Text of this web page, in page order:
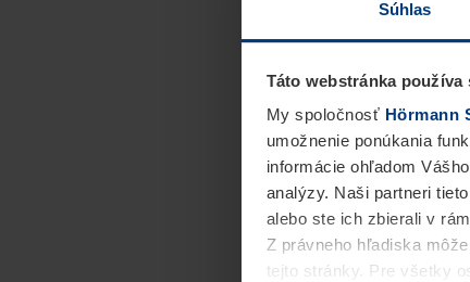
Súhlas
Táto webstránka používa
My spoločnosť Hörmann
umožnenie ponúkania
informácie ohľadom
analýzy. Naši partneri
alebo ste ich zbierali v
Z právneho hľadiska
tejto stránky. Pre všetky